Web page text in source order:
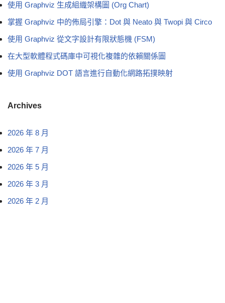
使用 Graphviz 生成組織架構圖 (Org Chart)
掌握 Graphviz 中的佈局引擎：Dot 與 Neato 與 Twopi 與 Circo
使用 Graphviz 從文字設計有限狀態機 (FSM)
在大型軟體程式碼庫中可視化複雜的依賴關係圖
使用 Graphviz DOT 語言進行自動化網路拓撲映射
Archives
2026 年 8 月
2026 年 7 月
2026 年 5 月
2026 年 3 月
2026 年 2 月